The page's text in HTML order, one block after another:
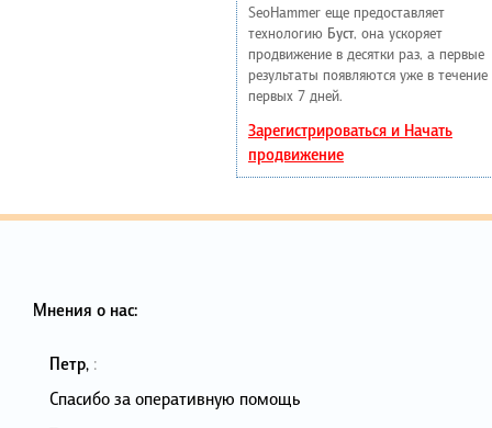
SeoHammer еще предоставляет
технологию Буст, она ускоряет
продвижение в десятки раз, а первые
результаты появляются уже в течение
первых 7 дней.
Зарегистрироваться и Начать
продвижение
Мнения о нас:
Петр, :
Спасибо за оперативную помощь